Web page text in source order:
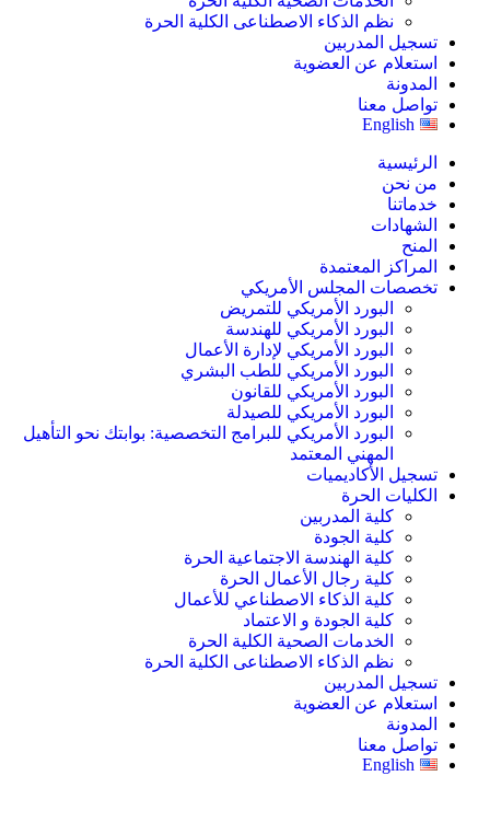
نظم الذكاء الاصطناعى الكلية الحرة
تسجيل المدربين
استعلام عن العضوية
المدونة
تواصل معنا
English
الرئيسية
من نحن
خدماتنا
الشهادات
المنح
المراكز المعتمدة
تخصصات المجلس الأمريكي
البورد الأمريكي للتمريض
البورد الأمريكي للهندسة
البورد الأمريكي لإدارة الأعمال
البورد الأمريكي للطب البشري
البورد الأمريكي للقانون
البورد الأمريكي للصيدلة
البورد الأمريكي للبرامج التخصصية: بوابتك نحو التأهيل
المهني المعتمد
تسجيل الأكاديميات
الكليات الحرة
كلية المدربين
كلية الجودة
كلية الهندسة الاجتماعية الحرة
كلية رجال الأعمال الحرة
كلية الذكاء الاصطناعي للأعمال
كلية الجودة و الاعتماد
الخدمات الصحية الكلية الحرة
نظم الذكاء الاصطناعى الكلية الحرة
تسجيل المدربين
استعلام عن العضوية
المدونة
تواصل معنا
English